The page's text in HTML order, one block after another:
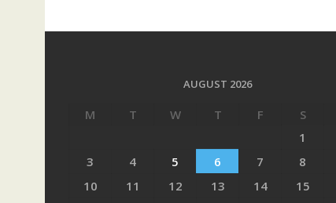
AUGUST 2026
M T W T F S
1
3
4 5 6 7 8
10
11 12 13 14 15